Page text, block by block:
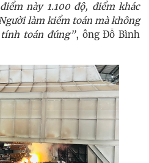
này 1.100 độ, điểm khác
làm kiểm toán mà không
toán đúng”, ông Đỗ Bình